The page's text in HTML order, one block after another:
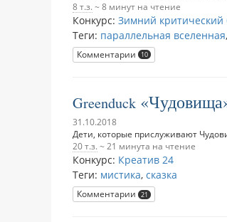
8 т.з. ~ 8 минут на чтение
Конкурс: Зимний критический
Теги: параллельная вселенная,
Комментарии 10
Greenduck Чудовища
31.10.2018
Дети, которые прислуживают
20 т.з. ~ 21 минута на чтение
Конкурс: Креатив 24
Теги: мистика, сказка
Комментарии 21